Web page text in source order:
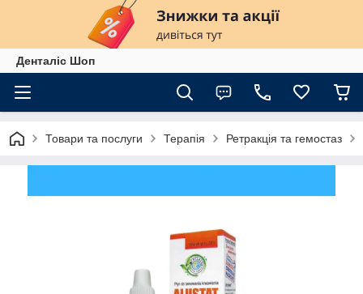
Денталіс Шоп
Товари та послуги Терапія Ретракція та гемостаз